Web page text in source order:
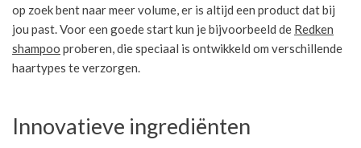
op zoek bent naar meer volume, er is altijd een product dat bij
jou past. Voor een goede start kun je bijvoorbeeld de Redken
shampoo proberen, die speciaal is ontwikkeld om verschillende
haartypes te verzorgen.
Innovatieve ingrediënten